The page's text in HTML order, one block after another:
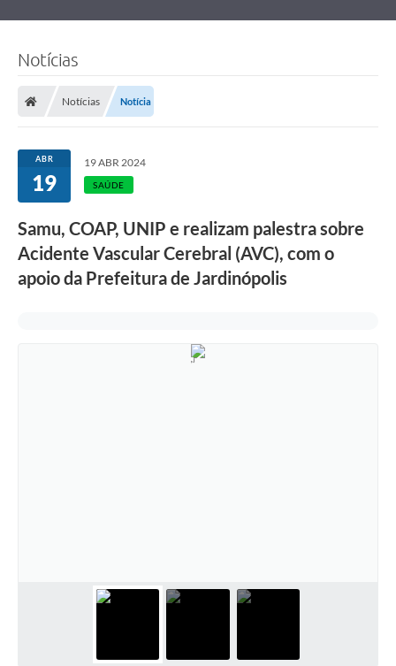
Notícias
Notícias Notícia
ABR
19
19 ABR 2024
SAÚDE
Samu, COAP, UNIP e realizam palestra sobre
Acidente Vascular Cerebral (AVC), com o
apoio da Prefeitura de Jardinópolis